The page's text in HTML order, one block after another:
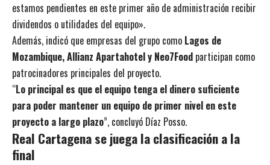
estamos pendientes en este primer año de administración recibir
dividendos o utilidades del equipo».
Además, indicó que empresas del grupo como Lagos de
Mozambique, Allianz Apartahotel y Neo7Food participan como
patrocinadores principales del proyecto.
“Lo principal es que el equipo tenga el dinero suficiente
para poder mantener un equipo de primer nivel en este
proyecto a largo plazo”, concluyó Díaz Posso.
Real Cartagena se juega la clasificación a la
final